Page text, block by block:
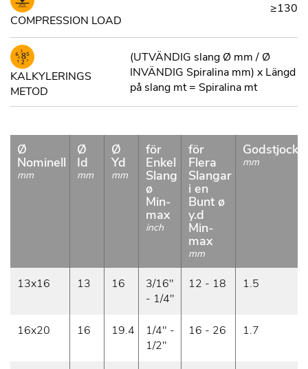
COMPRESSION LOAD
≥130
KALKYLERINGS
METOD
(UTVÄNDIG slang Ø mm / Ø
INVÄNDIG Spiralina mm) x Längd
på slang mt = Spiralina mt
Ø
Nominell
mm
Ø
Id
mm
Ø
Yd
mm
för
Enkel
Slang
ø
Min-
max
inch
för
Flera
Slangar
i en
Bunt ø
y.d
Min-
max
mm
mm
13x16 13 16
3/16"
- 1/4"
12 - 18 1.5
16x20 16 19.4
1/4" -
1/2"
16 - 26 1.7